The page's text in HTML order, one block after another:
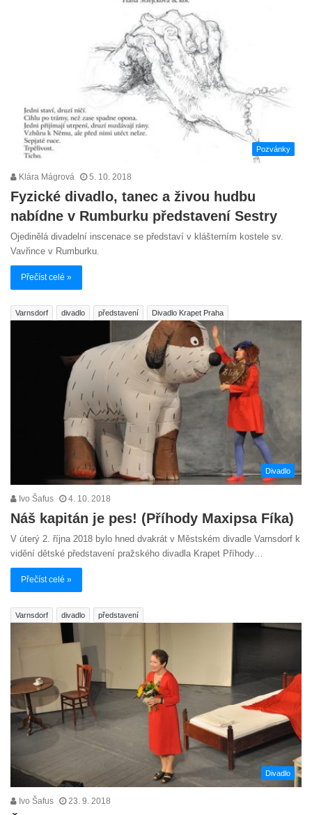
Pozvánky
Klára Mágrová 5. 10. 2018
Fyzické divadlo, tanec a živou hudbu
nabídne v Rumburku představení Sestry
Ojedinělá divadelní inscenace se představí v klášterním kostele sv.
Vavřince v Rumburku.
Přečíst celé »
Varnsdorf divadlo představení Divadlo Krapet Praha
Divadlo
Ivo Šafus 4. 10. 2018
Náš kapitán je pes! (Příhody Maxipsa Fíka)
V úterý 2. října 2018 bylo hned dvakrát v Městském divadle Varnsdorf k
vidění dětské představení pražského divadla Krapet Příhody…
Přečíst celé »
Varnsdorf divadlo představení
Divadlo
Ivo Šafus 23. 9. 2018